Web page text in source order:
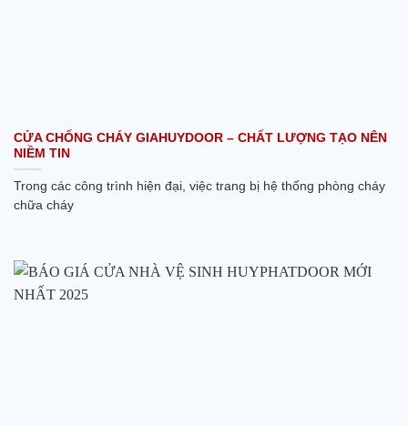
CỬA CHỐNG CHÁY GIAHUYDOOR – CHẤT LƯỢNG TẠO NÊN
NIỀM TIN
Trong các công trình hiện đại, việc trang bị hệ thống phòng cháy
chữa cháy